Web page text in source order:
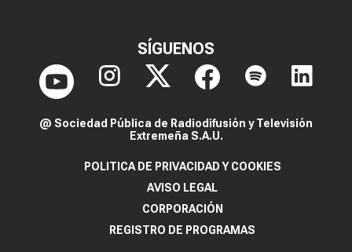
SÍGUENOS
@ Sociedad Pública de Radiodifusión y Televisión
Extremeña S.A.U.
POLITICA DE PRIVACIDAD Y COOKIES
AVISO LEGAL
CORPORACIÓN
REGISTRO DE PROGRAMAS